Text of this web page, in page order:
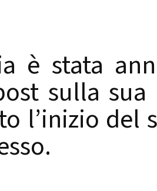
è stata
sulla
l’inizio del